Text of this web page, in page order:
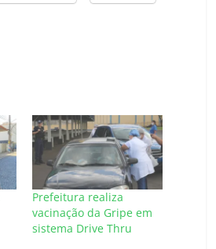
Prefeitura realiza
vacinação da Gripe em
sistema Drive Thru